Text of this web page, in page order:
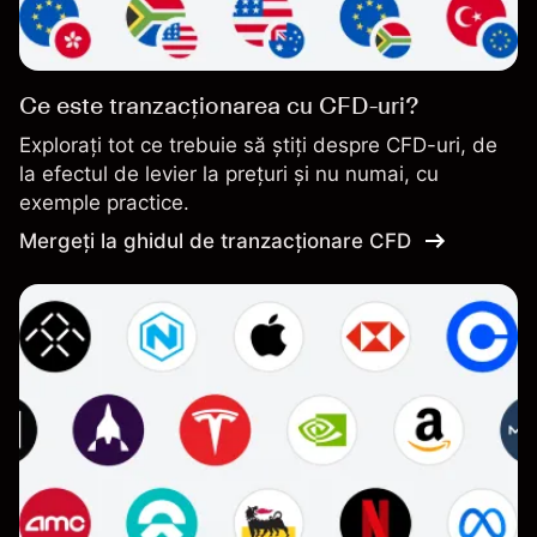
Ce este tranzacționarea cu CFD-uri?
Explorați tot ce trebuie să știți despre CFD-uri, de
la efectul de levier la prețuri și nu numai, cu
exemple practice.
Mergeți la ghidul de tranzacționare CFD